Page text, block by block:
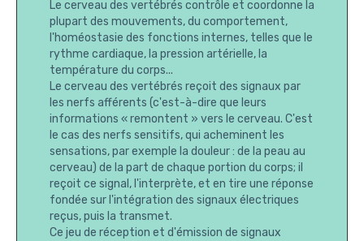
Le cerveau des vertébrés contrôle et coordonne la
plupart des mouvements, du comportement,
l'homéostasie des fonctions internes, telles que le
rythme cardiaque, la pression artérielle, la
température du corps...
Le cerveau des vertébrés reçoit des signaux par
les nerfs afférents (c'est-à-dire que leurs
informations « remontent » vers le cerveau. C'est
le cas des nerfs sensitifs, qui acheminent les
sensations, par exemple la douleur : de la peau au
cerveau) de la part de chaque portion du corps; il
reçoit ce signal, l'interprète, et en tire une réponse
fondée sur l'intégration des signaux électriques
reçus, puis la transmet.
Ce jeu de réception et d'émission de signaux